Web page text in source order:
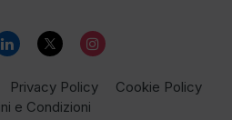
Privacy Policy
Cookie Policy
e Condizioni